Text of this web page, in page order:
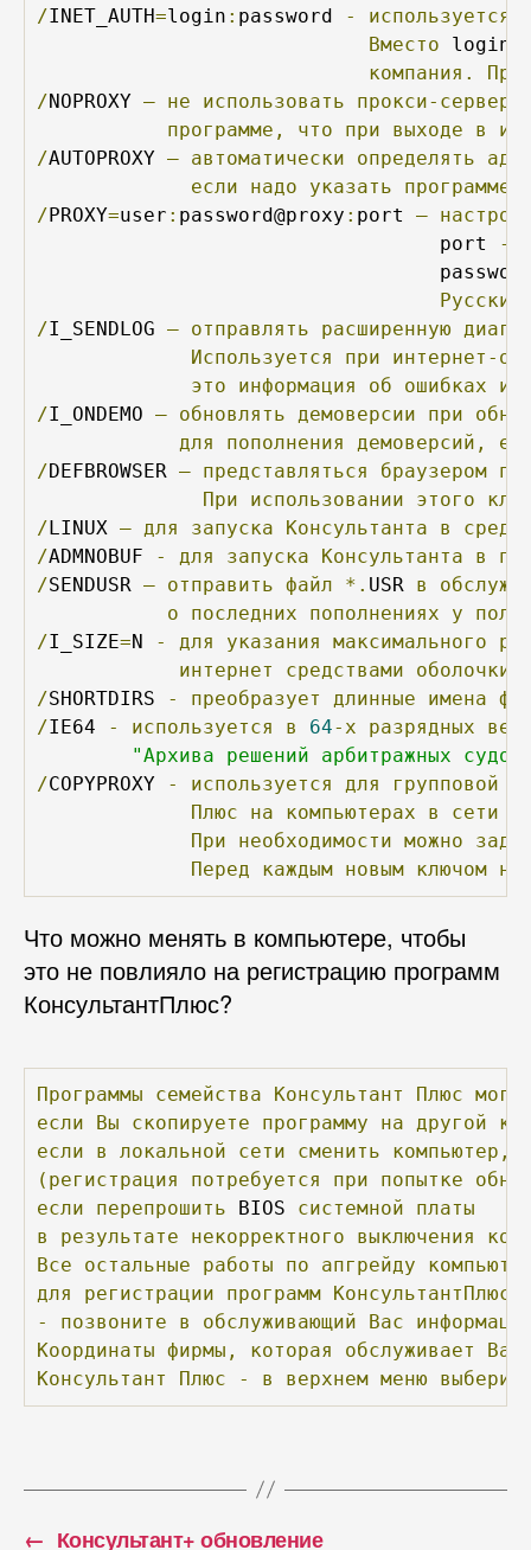
/INET_AUTH=login : password - используется
Вместо login
компания.
При
/NOPROXY – не использовать
прокси-сервер.
программе,
что при выходе в
/AUTOPROXY – автоматически определять
если
надо указать
программе,
/PROXY=user : password@proxy : port –
                                  port
-
Русские
/I_SENDLOG – отправлять расширенную
Используется
при
интернет-
это
информация об ошибках
/I_ONDEMO – обновлять демоверсии при
для
пополнения демоверсий,
/DEFBROWSER – представляться браузером по
При
использовании этого
/LINUX – для запуска Консультанта в
среде
/ADMNOBUF - для запуска Консультанта в
/SENDUSR – отправить файл *. USR в
о
последних пополнениях у
/I_SIZE=N - для указания максимального
интернет
средствами оболочки
/SHORTDIRS - преобразует длинные имена
/IE64 - используется в 64-х разрядных
"Архива решений арбитражных
/COPYPROXY - используется для групповой
Плюс
на компьютерах в сети
При
необходимости можно
Перед
каждым новым ключом
Что можно менять в компьютере, чтобы
это не повлияло на регистрацию программ
КонсультантПлюс?
Программы семейства Консультант Плюс
если
Вы скопируете программу на другой
если
в локальной сети сменить компьютер,
(регистрация
потребуется при попытке
если
перепрошить BIOS системной
платы
в
результате некорректного выключения
Все
остальные работы по апгрейду
для
регистрации программ КонсультантПлюс
-
позвоните в обслуживающий Вас
Координаты фирмы, которая обслуживает
Консультант
Плюс - в верхнем меню
← Консультант+ обновление